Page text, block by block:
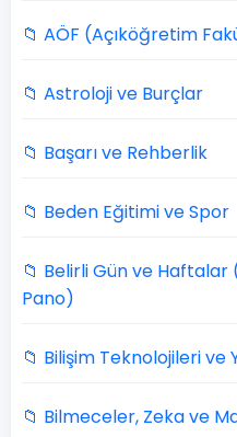
📁 AÖF (Açıköğretim
📁 Astroloji ve Burçlar
📁 Başarı ve Rehberlik
📁 Beden Eğitimi ve Spor
📁 Belirli Gün ve
Pano)
📁 Bilişim Teknolojileri ve
📁 Bilmeceler, Zeka ve